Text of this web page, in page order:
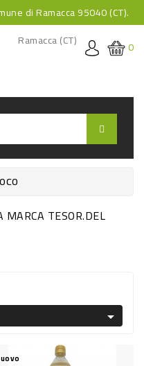
di Ramacca 95040 (CT).
0
Ramacca (CT)
MARCA TESOR.DEL
